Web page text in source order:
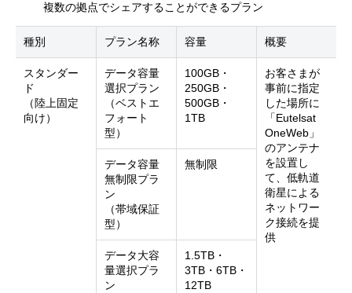
複数の拠点でシェアすることができるプラン
種別 プラン名称 容量 概要
スタンダー
ド
（陸上固定
向け）
データ容量
選択プラン
（ベストエ
フォート
型）
100GB・
250GB・
500GB・
1TB
お客さまが
事前に指定
した場所に
「Eutelsat
OneWeb」
のアンテナ
を設置し
て、低軌道
衛星による
ネットワー
ク接続を提
供
データ容量
無制限プラ
ン
（帯域保証
型）
無制限
データ大容
量選択プラ
ン
1.5TB・
3TB・6TB・
12TB